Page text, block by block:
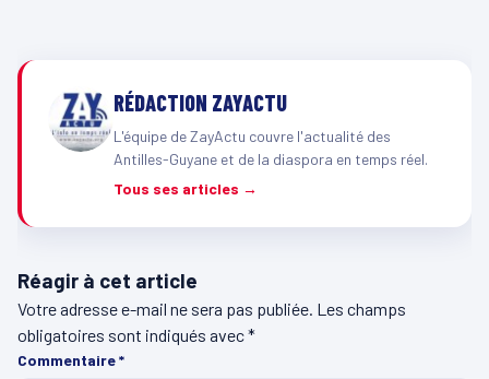
RÉDACTION ZAYACTU
L'équipe de ZayActu couvre l'actualité des
Antilles-Guyane et de la diaspora en temps réel.
Tous ses articles →
Réagir à cet article
Votre adresse e-mail ne sera pas publiée. Les champs
obligatoires sont indiqués avec*
Commentaire*